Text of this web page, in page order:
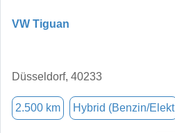
VW Tiguan
Düsseldorf, 40233
2.500 km Hybrid (Benzin/Elekt